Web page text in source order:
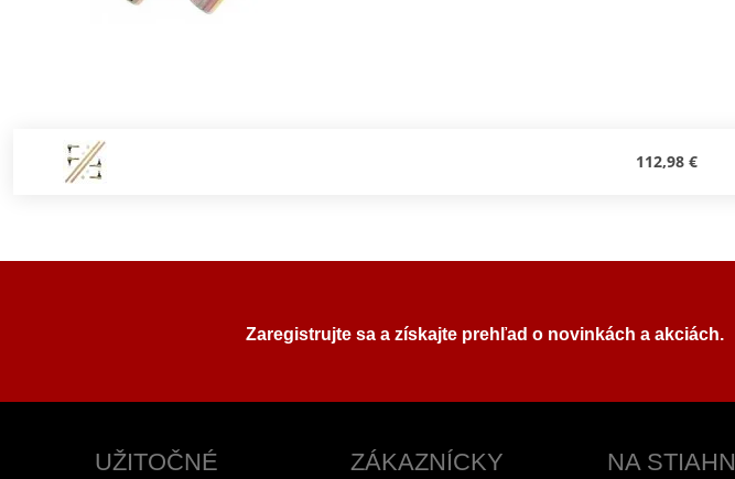
112,98 €
Zaregistrujte sa a získajte prehľad o novinkách a akciách.
UŽITOČNÉ
ZÁKAZNÍCKY
NA